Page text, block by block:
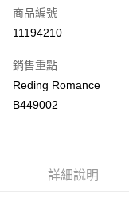
LINE Pay
街口支付
悠遊付
運送方式
商品編號
11194210
銷售重點
Reding Romance
B449002
詳細說明